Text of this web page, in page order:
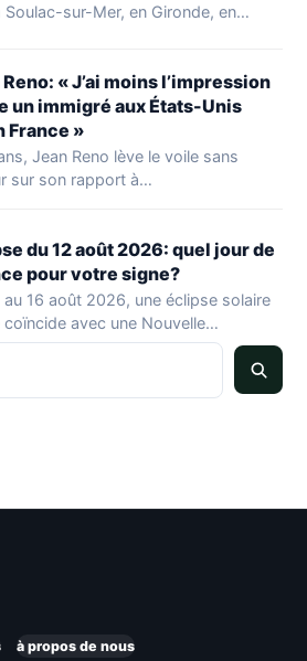
Soulac-sur-Mer, en Gironde, en
« J’ai moins l’impression
un immigré aux États-Unis
France »
Jean Reno lève le voile sans
sur son rapport à…
du 12 août 2026: quel jour de
pour votre signe?
au 16 août 2026, une éclipse solaire
avec une Nouvelle…
à propos de nous